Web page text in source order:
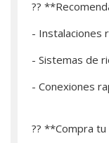
??
- Instalaciones
- Sistemas de
- Conexiones
?? **­Compra